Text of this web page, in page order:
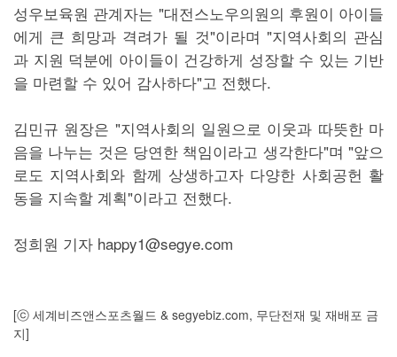
성우보육원 관계자는 "대전스노우의원의 후원이 아이들
에게 큰 희망과 격려가 될 것"이라며 "지역사회의 관심
과 지원 덕분에 아이들이 건강하게 성장할 수 있는 기반
을 마련할 수 있어 감사하다"고 전했다.
김민규 원장은 "지역사회의 일원으로 이웃과 따뜻한 마
음을 나누는 것은 당연한 책임이라고 생각한다"며 "앞으
로도 지역사회와 함께 상생하고자 다양한 사회공헌 활
동을 지속할 계획"이라고 전했다.
정희원 기자 happy1@segye.com
[ⓒ 세계비즈앤스포츠월드 & segyebiz.com, 무단전재 및 재배포 금
지]